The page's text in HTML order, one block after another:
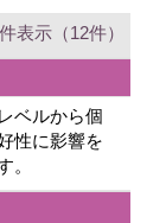
表示（12件）
ベルから個
性に影響を
。